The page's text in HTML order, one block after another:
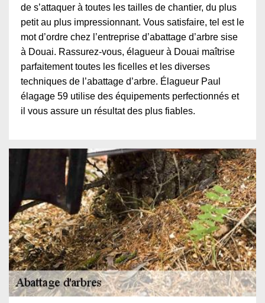
de s’attaquer à toutes les tailles de chantier, du plus
petit au plus impressionnant. Vous satisfaire, tel est le
mot d’ordre chez l’entreprise d’abattage d’arbre sise
à Douai. Rassurez-vous, élagueur à Douai maîtrise
parfaitement toutes les ficelles et les diverses
techniques de l’abattage d’arbre. Élagueur Paul
élagage 59 utilise des équipements perfectionnés et
il vous assure un résultat des plus fiables.